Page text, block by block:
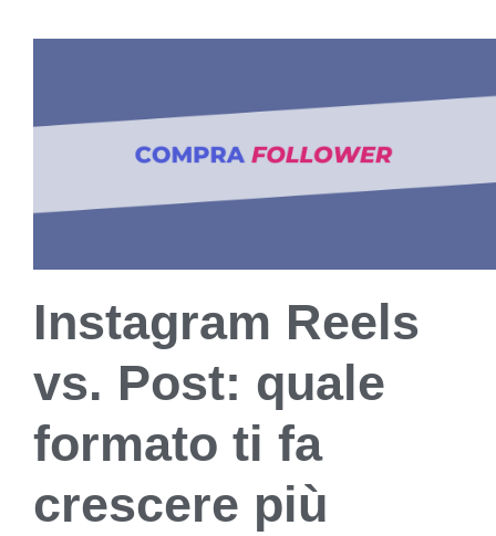
Instagram Reels
vs. Post: quale
formato ti fa
crescere più